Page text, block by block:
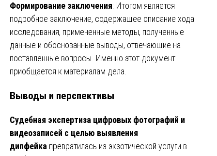
Формирование заключения: Итогом является
подробное заключение, содержащее описание хода
исследования, примененные методы, полученные
данные и обоснованные выводы, отвечающие на
поставленные вопросы. Именно этот документ
приобщается к материалам дела.
Выводы и перспективы
Судебная экспертиза цифровых фотографий и
видеозаписей с целью выявления
дипфейка превратилась из экзотической услуги в